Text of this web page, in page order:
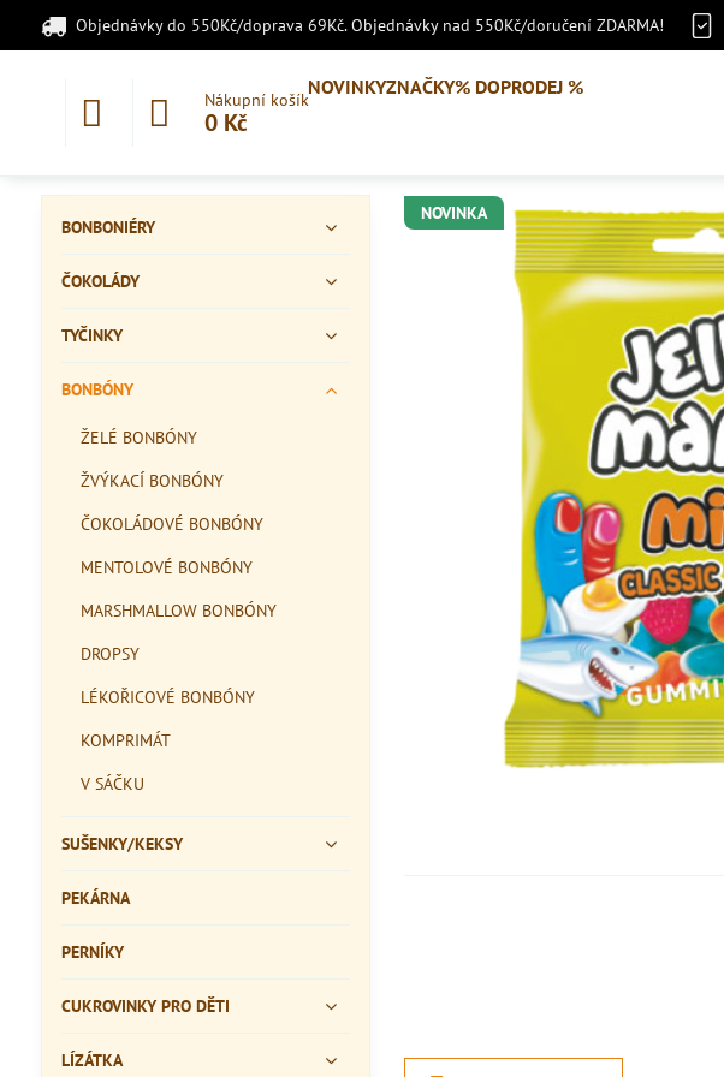
Objednávky do 550Kč/doprava 69Kč. Objednávky nad 550Kč/doručení ZDARMA!
Nákupní košík
0 Kč
NOVINKYZNAČKY% DOPRODEJ %
NOVINKA
BONBONIÉRY
ČOKOLÁDY
TYČINKY
BONBÓNY
ŽELÉ BONBÓNY
ŽVÝKACÍ BONBÓNY
ČOKOLÁDOVÉ BONBÓNY
MENTOLOVÉ BONBÓNY
MARSHMALLOW BONBÓNY
DROPSY
LÉKOŘICOVÉ BONBÓNY
KOMPRIMÁT
V SÁČKU
SUŠENKY/KEKSY
PEKÁRNA
PERNÍKY
CUKROVINKY PRO DĚTI
LÍZÁTKA